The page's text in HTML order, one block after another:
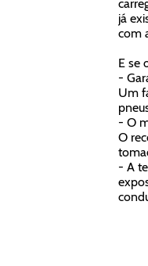
já
com
E se
-
Um
- O
O
- A